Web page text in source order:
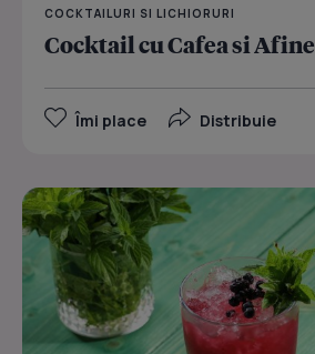
COCKTAILURI SI LICHIORURI
Cocktail cu Cafea si Afine
Îmi place Distribuie